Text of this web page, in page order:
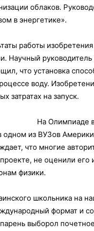
облаков.
в энергетике».
работы
Научный
что установка
воду.
затратах на запуск.
На Олимпиаде
одном из ВУЗов
что многие
не оценили
физики.
школьника на
формат и
выборол